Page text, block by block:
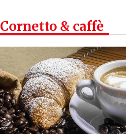
Cornetto & caffè